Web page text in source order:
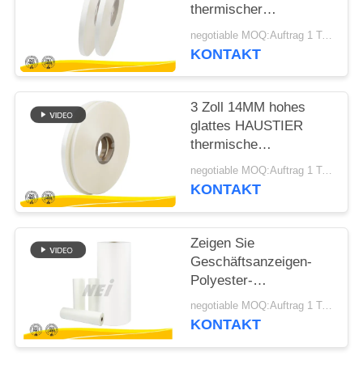
PRIVACY
POLICY
thermischer
Laminierungs-Film
Mini-Rolls für Vortrag-
negotiable MOQ:Auftrag 1 Tonnen-/Spur verkäuflich
KONTAKT
3 Zoll 14MM hohes
glattes HAUSTIER
thermische
Laminierungs-Film 22
Mic-Stärke
negotiable MOQ:Auftrag 1 Tonnen-/Spur verkäuflich
KONTAKT
Zeigen Sie
Geschäftsanzeigen-
Polyester-
lamellierenden Film,
transparenten
negotiable MOQ:Auftrag 1 Tonnen-/Spur verkäuflich
KONTAKT